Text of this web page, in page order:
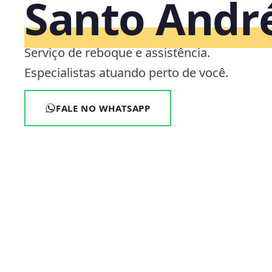
Santo
Serviço de reboque e assistência.
Especialistas atuando perto de você.
FALE NO WHATSAPP